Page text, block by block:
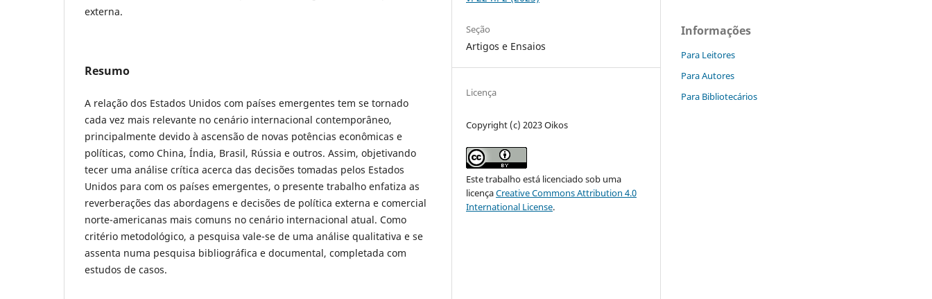
externa.
Resumo
A relação dos Estados Unidos com países emergentes tem se tornado
cada vez mais relevante no cenário internacional contemporâneo,
principalmente devido à ascensão de novas potências econômicas e
políticas, como China, Índia, Brasil, Rússia e outros. Assim, objetivando
tecer uma análise crítica acerca das decisões tomadas pelos Estados
Unidos para com os países emergentes, o presente trabalho enfatiza as
reverberações das abordagens e decisões de política externa e comercial
norte-americanas mais comuns no cenário internacional atual. Como
critério metodológico, a pesquisa vale-se de uma análise qualitativa e se
assenta numa pesquisa bibliográfica e documental, completada com
estudos de casos.
Seção
Artigos e Ensaios
Licença
Copyright (c) 2023 Oikos
Este trabalho está licenciado sob uma
licençaCreative Commons Attribution 4.0
International License.
Informações
Para Leitores
Para Autores
Para Bibliotecários